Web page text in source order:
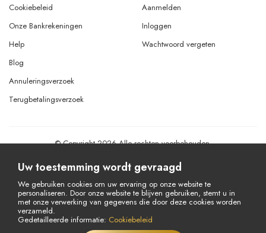
Cookiebeleid
Onze Bankrekeningen
Help
Aanmelden
Inloggen
Wachtwoord vergeten
Blog
Annuleringsverzoek
Terugbetalingsverzoek
© Copyright 2026 Alle rechten voorbehouden.
Uw toestemming wordt gevraagd
We gebruiken cookies om uw ervaring op onze website te
personaliseren. Door onze website te blijven gebruiken, stemt u in
met onze verwerking van gegevens die door deze cookies worden
verzameld.
Gedetailleerde informatie: Cookiebeleid